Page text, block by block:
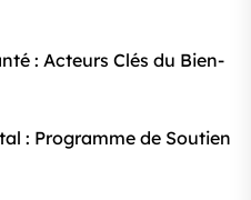
: Acteurs Clés du Bien-
: Programme de Soutien